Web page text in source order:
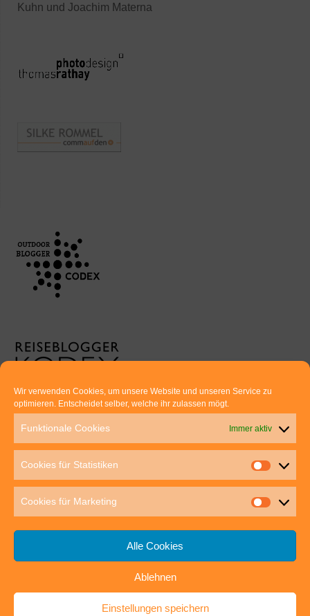
Wir verwenden Cookies, um unsere Website und unseren Service zu
optimieren. Entscheidet selber, welche ihr zulassen mögt.
Funktionale Cookies Immer aktiv
Cookies für Statistiken
Cookies für Marketing
Alle Cookies
Ablehnen
Einstellungen speichern
Kuhn und Joachim Materna
Euer direkter Draht zu uns:
Thomas Rathay und Silke Rommel
70563 Stuttgart
post@outdoor-hochgenuss.de
IMPRESSUM DATENSCHUTZ